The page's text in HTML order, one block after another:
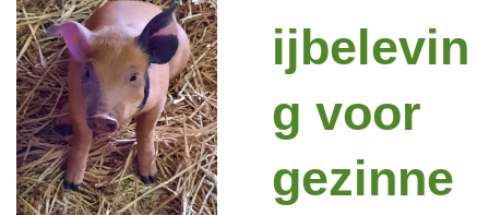
ijbelevin
g voor
gezinne